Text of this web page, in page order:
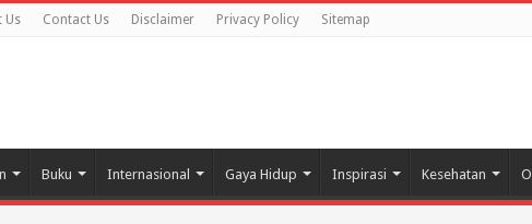
Us Contact Us Disclaimer Privacy Policy Sitemap
Buku Internasional Gaya Hidup Inspirasi Kesehatan